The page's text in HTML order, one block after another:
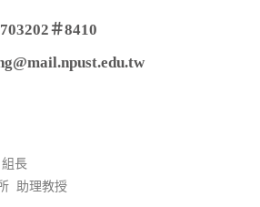
＃8410
長
助理教授